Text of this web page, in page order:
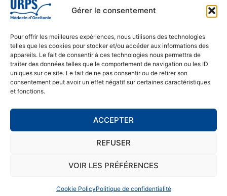
Gérer le consentement
Pour offrir les meilleures expériences, nous utilisons des technologies
telles que les cookies pour stocker et/ou accéder aux informations des
appareils. Le fait de consentir à ces technologies nous permettra de
traiter des données telles que le comportement de navigation ou les ID
uniques sur ce site. Le fait de ne pas consentir ou de retirer son
consentement peut avoir un effet négatif sur certaines caractéristiques
et fonctions.
ACCEPTER
REFUSER
VOIR LES PRÉFÉRENCES
Cookie PolicyPolitique de confidentialité
© 2026 URPS médecin d'Occitanie
Siège social : 1300 Avenue Albert Einstein, 34000 Montpellier
05 61 15 80 90
Accueil : Lundi au Vendredi | 08h30 – 17h30
CONTACT
MENTIONS LÉGALES